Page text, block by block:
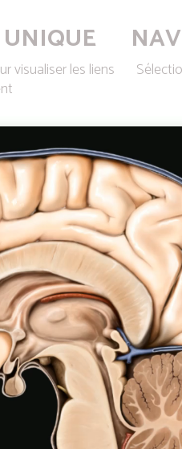
visualiser les liens